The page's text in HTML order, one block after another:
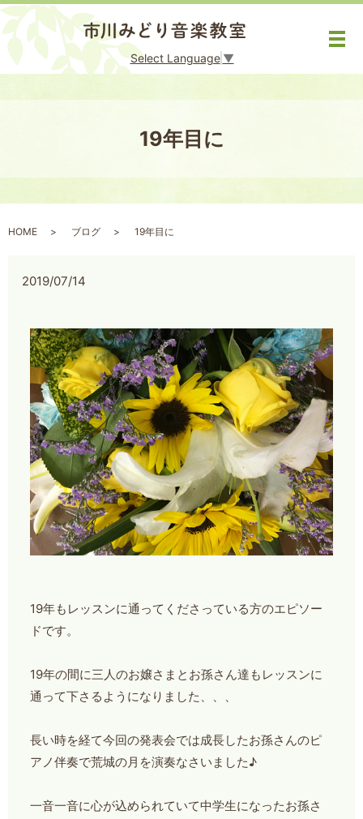
Select Language ▼
メ
19年目に
HOME ブログ 19年目に
2019/07/14
19年もレッスンに通ってくださっている方のエピソー
ドです。
19年の間に三人のお嬢さまとお孫さん達もレッスンに
通って下さるようになりました、、、
長い時を経て今回の発表会では成長したお孫さんのピ
アノ伴奏で荒城の月を演奏なさいました♪
一音一音に心が込められていて中学生になったお孫さ